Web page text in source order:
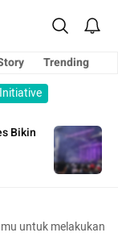
Trending
Bikin
untuk melakukan